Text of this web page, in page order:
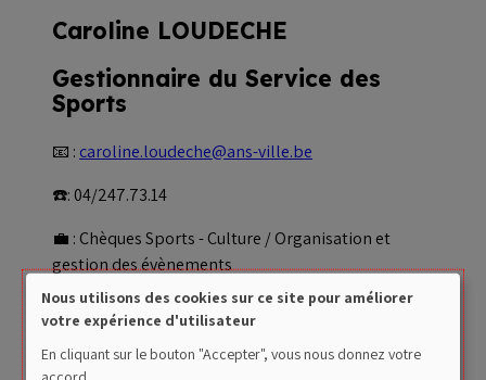
Caroline LOUDECHE
Gestionnaire du Service des
Sports
📧 : caroline.loudeche@ans-ville.be
☎️: 04/247.73.14
💼 : Chèques Sports - Culture / Organisation et
gestion des évènements
Contactez - nous !
Use
of
Nous utilisons des cookies sur ce site pour améliorer
votre expérience d'utilisateur
En cliquant sur le bouton "Accepter", vous nous donnez votre